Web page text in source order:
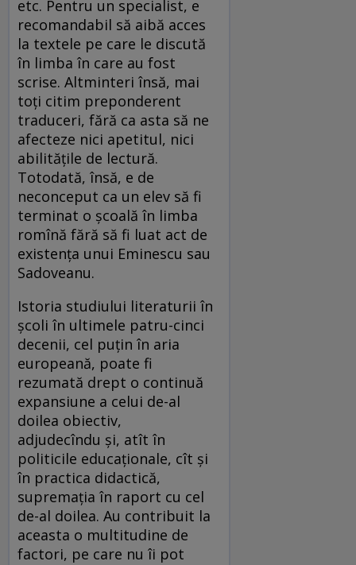
etc. Pentru un specialist, e
recomandabil să aibă acces
la textele pe care le discută
în limba în care au fost
scrise. Altminteri însă, mai
toți citim preponderent
traduceri, fără ca asta să ne
afecteze nici apetitul, nici
abilitățile de lectură.
Totodată, însă, e de
neconceput ca un elev să fi
terminat o școală în limba
romînă fără să fi luat act de
existența unui Eminescu sau
Sadoveanu.
Istoria studiului literaturii în
școli în ultimele patru-cinci
decenii, cel puțin în aria
europeană, poate fi
rezumată drept o continuă
expansiune a celui de-al
doilea obiectiv,
adjudecîndu și, atît în
politicile educaționale, cît și
în practica didactică,
supremația în raport cu cel
de-al doilea. Au contribuit la
aceasta o multitudine de
factori, pe care nu îi pot